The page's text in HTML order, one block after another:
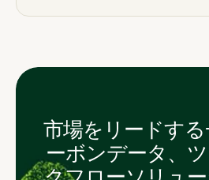
市場をリードす
ーボンデータ、